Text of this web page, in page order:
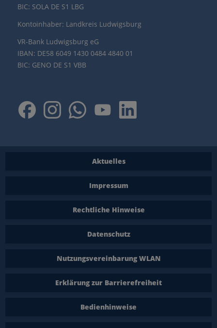
BIC: SOLA DE S1 LBG
Kontoinhaber: Landkreis Ludwigsburg
VR-Bank Ludwigsburg eG
IBAN: DE58 6049 1430 0484 4840 01
BIC: GENO DE S1 VBB
Aktuelles
Impressum
Rechtliche Hinweise
Datenschutz
Nutzungsvereinbarung WLAN
Erklärung zur Barrierefreiheit
Bedienhinweise